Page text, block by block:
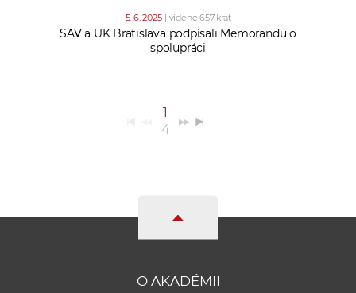
5. 6. 2025 | videné 657-krát
SAV a UK Bratislava podpísali Memorandu o
spolupráci
1
4
O AKADÉMII